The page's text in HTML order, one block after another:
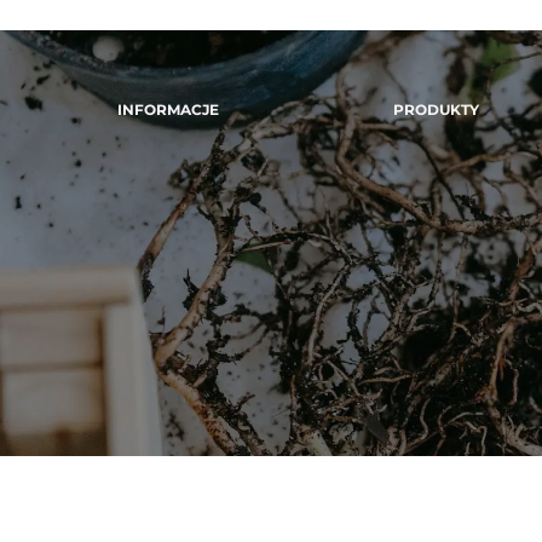
INFORMACJE PRODUKTY